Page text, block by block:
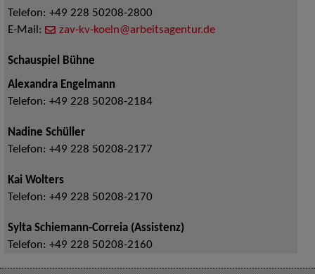
Telefon: +49 228 50208-2800
E-Mail:
zav-kv-koeln@arbeitsagentur.de
Schauspiel Bühne
Alexandra Engelmann
Telefon: +49 228 50208-2184
Nadine Schüller
Telefon: +49 228 50208-2177
Kai Wolters
Telefon: +49 228 50208-2170
Sylta Schiemann-Correia (Assistenz)
Telefon: +49 228 50208-2160